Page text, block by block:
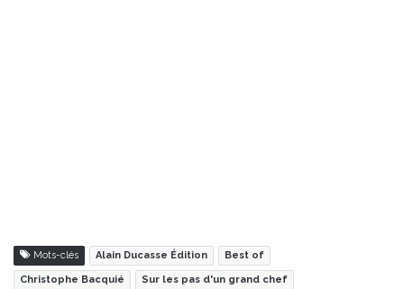
Mots-clés Alain Ducasse Édition Best of
Christophe Bacquié Sur les pas d'un grand chef